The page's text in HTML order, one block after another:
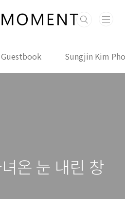
Guestbook Sungjin Kim
온 눈 내린 창